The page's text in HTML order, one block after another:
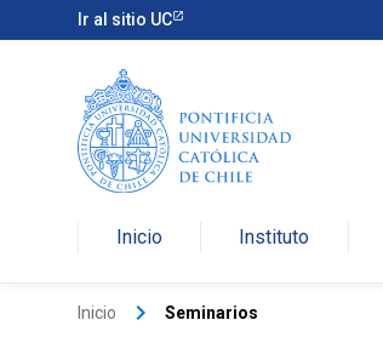
Ir al sitio UC
Inicio Instituto
Inicio keyboard_arrow_right Seminarios